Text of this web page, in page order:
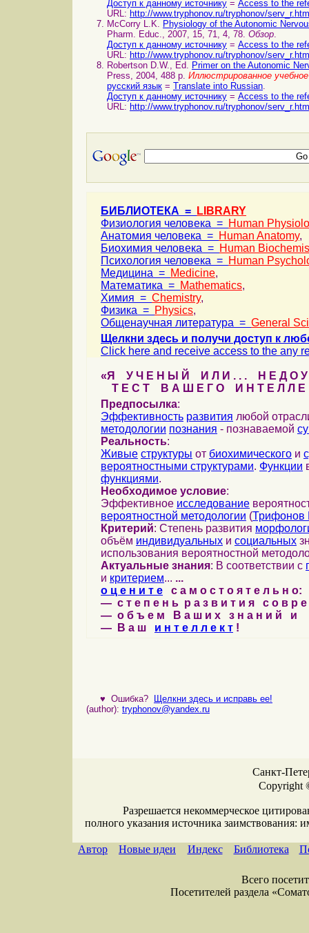
Доступ к данному источнику = Access to the
URL: http://www.tryphonov.ru/tryphonov/
McCorry L.K. Physiology of the Autonomic
Pharm. Educ., 2007, 15, 71, 4, 78. Обзор.
Доступ к данному источнику = Access to the
URL: http://www.tryphonov.ru/tryphonov/
Robertson D.W., Ed. Primer on the Autonomic
Press, 2004, 488 p. Иллюстрированное
русский язык = Translate into Russian.
Доступ к данному источнику = Access to the
URL: http://www.tryphonov.ru/tryphonov/
БИБЛИОТЕКА =
LIBRARY
Физиология человека = Human
Анатомия человека = Human Anatomy,
Биохимия человека = Human
Психология человека = Human
Медицина = Medicine,
Математика = Mathematics,
Химия = Chemistry,
Физика = Physics,
Общенаучная литература = General
Щелкни здесь и получи доступ к
Click here and receive access to the any
«Я У Ч Е Н Ы Й И Л И . . . Н Е Д О У
Т Е С Т В А Ш Е Г О И Н Т Е Л Л Е
Предпосылка:
Эффективность развития любой
методологии познания - познаваемой
Реальность:
Живые структуры от биохимического и
вероятностными структурами. Функции
функциями.
Необходимое условие:
Эффективное исследование
вероятностной методологии (Трифонов
Критерий: Степень развития
объём индивидуальных и социальных
использования вероятностной
Актуальные знания: В соответствии с
и критерием... ...
о ц е н и т е с а м о с т о я т е л ь н о:
— с т е п е н ь р а з в и т и я с о в р
— о б ъ е м В а ш и х з н а н и й и
— В а ш и н т е л л е к т !
♥ Ошибка?
Щелкни здесь и исправь ее!
(author): tryphonov@yandex.ru
Санкт-
Copyright
Разрешается некоммерческое
полного указания источника заимствования:
Автор Новые идеи Индекс Библиотека
Всего
Посетителей раздела